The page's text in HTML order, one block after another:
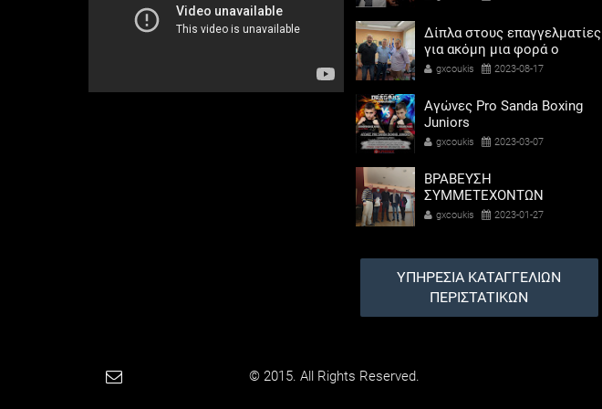
τρέχουν ασταμάτητα....
Δίπλα στους επαγγελματίες
για ακόμη μια φορά ο
Αντιδήμαρχος προσόδων
Καψοκόλης
gxcoukis 2023-08-17
Αγώνες Pro Sanda Boxing
Juniors
gxcoukis 2023-03-07
ΒΡΑΒΕΥΣΗ
ΣΥΜΜΕΤΕΧΟΝΤΩΝ
ΣΧΟΛΕΙΩΝ ΣΤΟΝ ΤΟΠΙΚΟ
gxcoukis 2023-01-27
ΥΠΗΡΕΣΙΑ ΚΑΤΑΓΓΕΛΙΩΝ
ΠΕΡΙΣΤΑΤΙΚΩΝ
© 2015. All Rights Reserved.